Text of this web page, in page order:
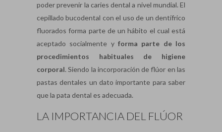
poder prevenir la caries dental a nivel mundial. El
cepillado bucodental con el uso de un dentífrico
fluorados forma parte de un hábito el cual está
aceptado socialmente y forma parte de los
procedimientos habituales de higiene
corporal. Siendo la incorporación de flúor en las
pastas dentales un dato importante para saber
que la pata dental es adecuada.
LA IMPORTANCIA DEL FLÚOR